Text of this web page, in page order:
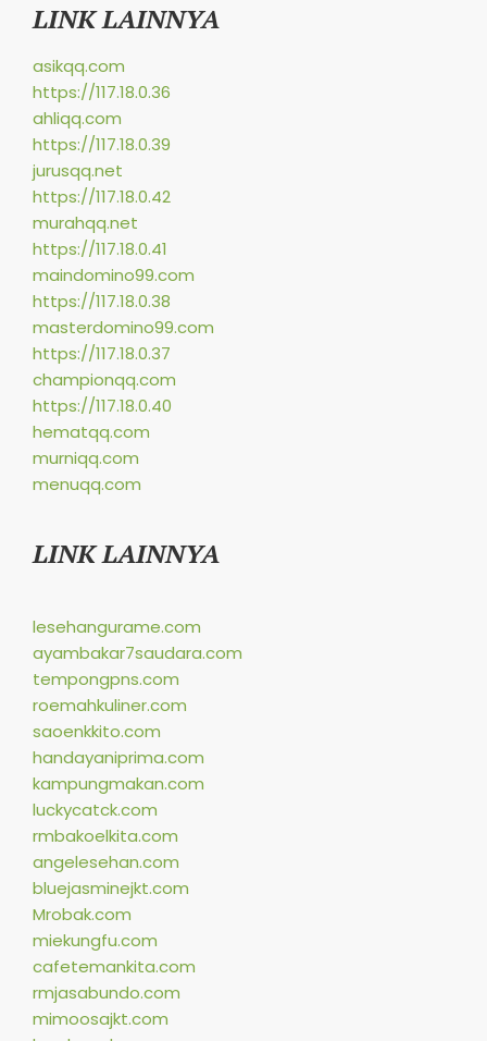
LINK LAINNYA
asikqq.com
https://117.18.0.36
ahliqq.com
https://117.18.0.39
jurusqq.net
https://117.18.0.42
murahqq.net
https://117.18.0.41
maindomino99.com
https://117.18.0.38
masterdomino99.com
https://117.18.0.37
championqq.com
https://117.18.0.40
hematqq.com
murniqq.com
menuqq.com
LINK LAINNYA
lesehangurame.com
ayambakar7saudara.com
tempongpns.com
roemahkuliner.com
saoenkkito.com
handayaniprima.com
kampungmakan.com
luckycatck.com
rmbakoelkita.com
angelesehan.com
bluejasminejkt.com
Mrobak.com
miekungfu.com
cafetemankita.com
rmjasabundo.com
mimoosajkt.com